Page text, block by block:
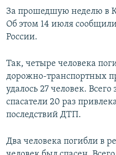
Вернутся
поиску
ИНТЕРАКТИВ
СОВЕТЫ ПРАВОЗАЩИТНИКОВ
ПРОПАВШИЕ БЕЗ ВЕСТИ
ПОБЕДИТЕЛЕЙ НЕ СУДЯТ?
ELIFBE
РАДІО СВОБОДА
КАК ОБОЙТИ
Qırımtatar
ПРИСОЕДИНЯЙТЕСЬ!
За прошедшую неделю в
Об этом 14 июля
России.
Так, четыре человека
дорожно-транспортных
удалось 27 человек.
спасатели 20 раз
последствий ДТП.
Два человека погибли в